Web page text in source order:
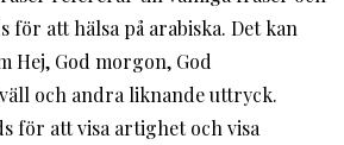
för att hälsa på arabiska. Det kan
Hej, God morgon, God
och andra liknande uttryck.
för att visa artighet och visa